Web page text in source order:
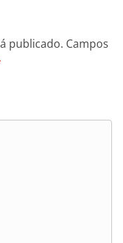
publicado. Campos